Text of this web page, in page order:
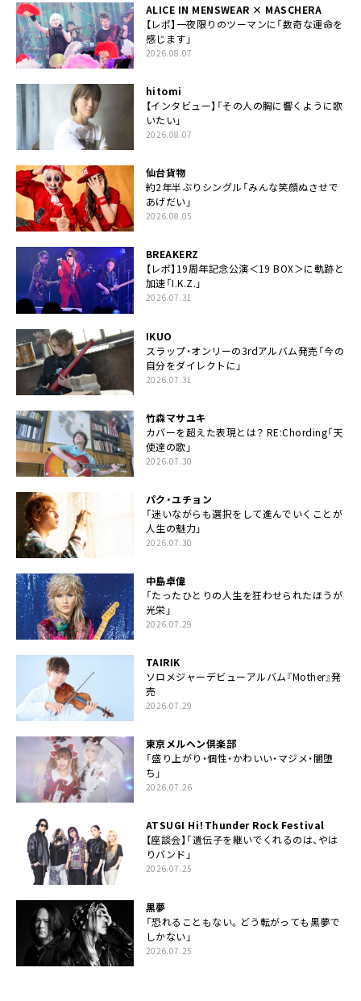
ALICE IN MENSWEAR × MASCHERA
【レポ】一夜限りのツーマンに「数奇な運命を
感じます」
2026.08.07
hitomi
【インタビュー】「その人の胸に響くように歌
いたい」
2026.08.07
仙台貨物
約2年半ぶりシングル「みんな笑顔ぬさせで
あげだい」
2026.08.05
BREAKERZ
【レポ】19周年記念公演＜19 BOX＞に軌跡と
加速「I.K.Z.」
2026.07.31
IKUO
スラップ・オンリーの3rdアルバム発売「今の
自分をダイレクトに」
2026.07.31
竹森マサユキ
カバーを超えた表現とは？ RE:Chording「天
使達の歌」
2026.07.30
パク・ユチョン
「迷いながらも選択をして進んでいくことが
人生の魅力」
2026.07.30
中島卓偉
「たったひとりの人生を狂わせられたほうが
光栄」
2026.07.29
TAIRIK
ソロメジャーデビューアルバム『Mother』発
売
2026.07.29
東京メルヘン倶楽部
「盛り上がり・個性・かわいい・マジメ・闇堕
ち」
2026.07.26
ATSUGI Hi！Thunder Rock Festival
【座談会】「遺伝子を継いでくれるのは、やは
りバンド」
2026.07.25
黒夢
「恐れることもない。どう転がっても黒夢で
しかない」
2026.07.25